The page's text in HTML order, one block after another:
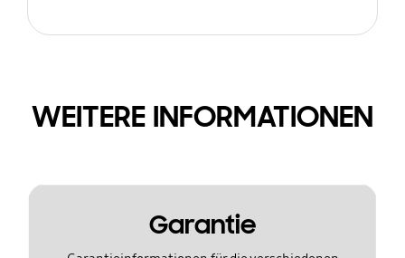
WEITERE INFORMATIONEN
Garantie